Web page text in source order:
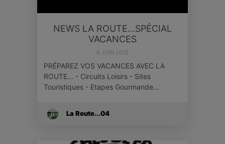
NEWS LA ROUTE...SPÉCIAL
VACANCES
6 JUIN 2015
PRÉPAREZ VOS VACANCES AVEC LA
ROUTE... - Circuits Loisirs - Sites
Touristiques - Etapes Gourmande…
La Route...04